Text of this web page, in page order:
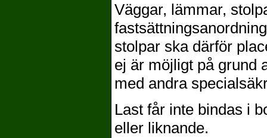
Väggar, lämmar,
stolpar ska därför
ej är möjligt på grund
med andra
Last får inte bindas i
eller liknande.